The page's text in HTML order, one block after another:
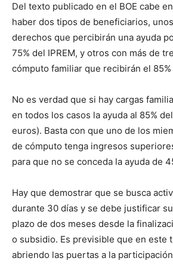
Del texto publicado en el BOE cabe
haber dos tipos de beneficiarios,
derechos que percibirán una ayuda
75% del IPREM, y otros con más de
cómputo familiar que recibirán el 85%
No es verdad que si hay cargas
en todos los casos la ayuda al 85%
euros). Basta con que uno de los
de cómputo tenga ingresos
para que no se conceda la ayuda de
Hay que demostrar que se busca
durante 30 días y se debe justificar
plazo de dos meses desde la
o subsidio. Es previsible que en este
abriendo las puertas a la